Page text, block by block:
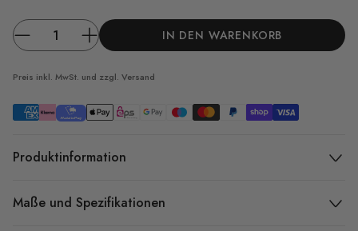
IN DEN WARENKORB
Preis inkl. MwSt. und zzgl. Versand
Produktinformation
Maße und Spezifikationen